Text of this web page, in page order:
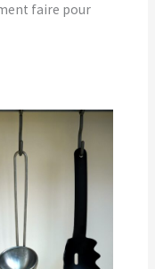
faire pour